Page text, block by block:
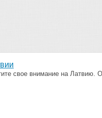
свое внимание на Латвию.